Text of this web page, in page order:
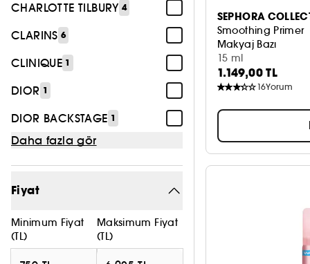
CHARLOTTE TILBURY 4
CLARINS 6
CLINIQUE 1
DIOR 1
DIOR BACKSTAGE 1
Daha fazla gör
Fiyat
Minimum Fiyat
(TL)
Maksimum Fiyat
(TL)
SEPHORA
Smoothing Primer
Makyaj Bazı
15 ml
1.149,00 TL
16Yorum